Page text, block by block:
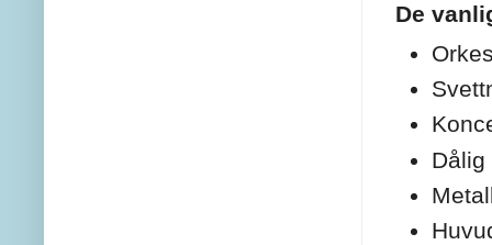
De
Dålig